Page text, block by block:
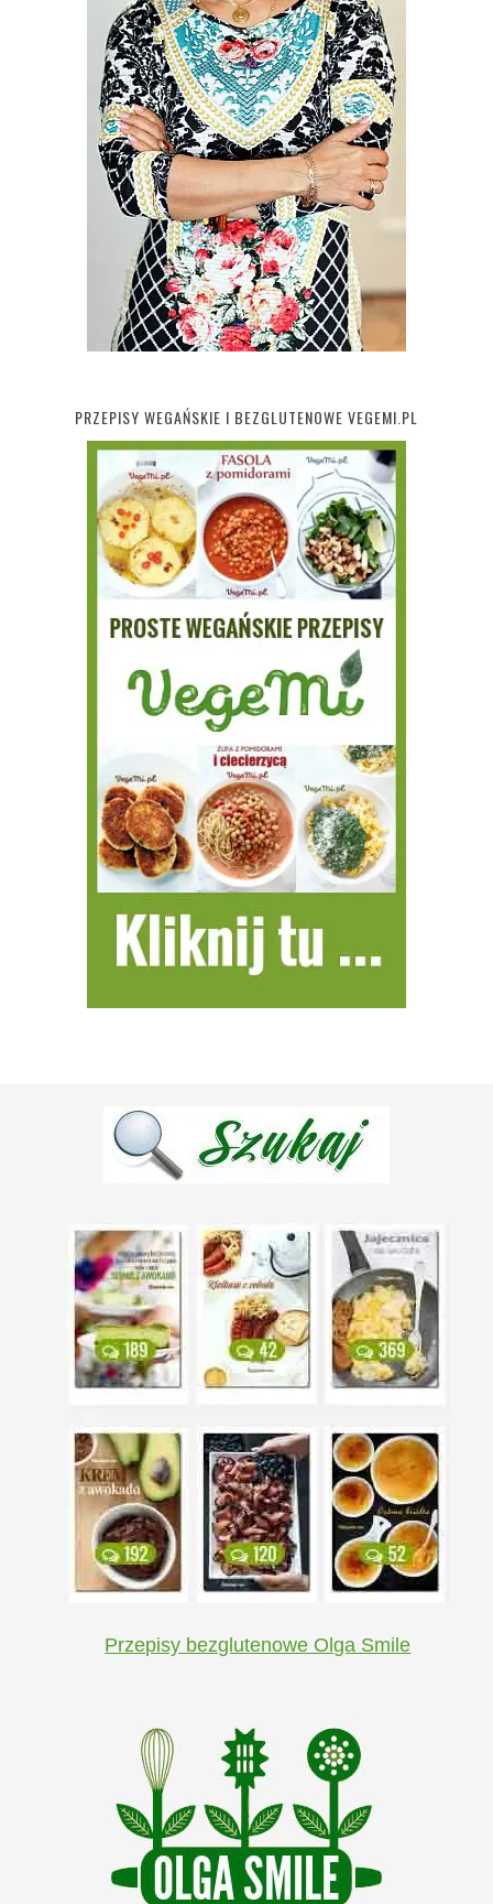
PRZEPISY WEGAŃSKIE I BEZGLUTENOWE VEGEMI.PL
Przepisy bezglutenowe Olga Smile